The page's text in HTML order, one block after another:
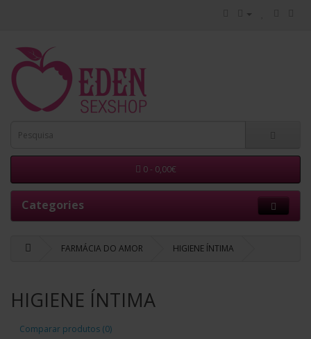
0 - 0,00€
Categories
FARMÁCIA DO AMOR HIGIENE ÍNTIMA
HIGIENE ÍNTIMA
Comparar produtos (0)